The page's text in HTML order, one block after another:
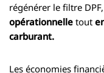
régénérer le filtre
opérationnelle tout
carburant.
Les économies